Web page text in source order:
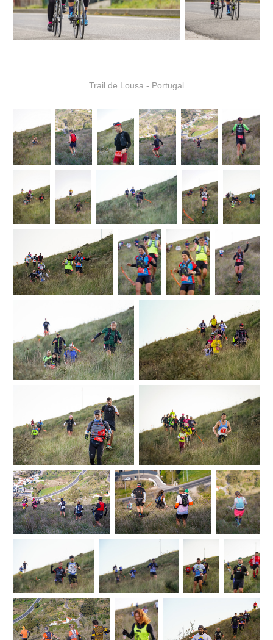
Trail de Lousa - Portugal